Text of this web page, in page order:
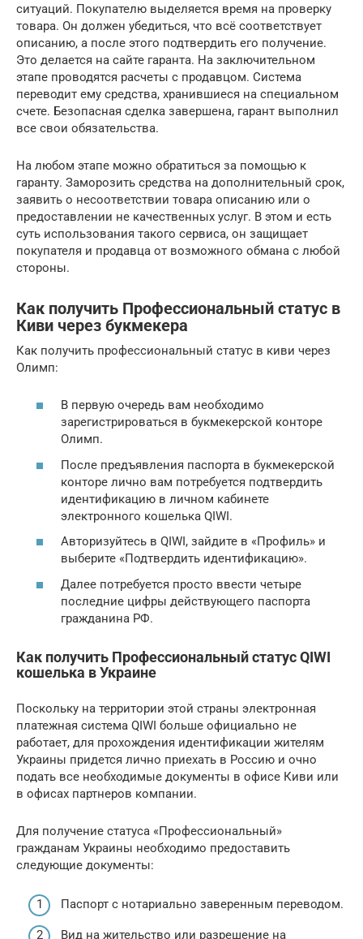
ситуаций. Покупателю выделяется время на проверку
товара. Он должен убедиться, что всё соответствует
описанию, а после этого подтвердить его получение.
Это делается на сайте гаранта. На заключительном
этапе проводятся расчеты с продавцом. Система
переводит ему средства, хранившиеся на специальном
счете. Безопасная сделка завершена, гарант выполнил
все свои обязательства.
На любом этапе можно обратиться за помощью к
гаранту. Заморозить средства на дополнительный срок,
заявить о несоответствии товара описанию или о
предоставлении не качественных услуг. В этом и есть
суть использования такого сервиса, он защищает
покупателя и продавца от возможного обмана с любой
стороны.
Как получить Профессиональный статус в
Киви через букмекера
Как получить профессиональный статус в киви через
Олимп:
В первую очередь вам необходимо
зарегистрироваться в букмекерской конторе
Олимп.
После предъявления паспорта в букмекерской
конторе лично вам потребуется подтвердить
идентификацию в личном кабинете
электронного кошелька QIWI.
Авторизуйтесь в QIWI, зайдите в «Профиль» и
выберите «Подтвердить идентификацию».
Далее потребуется просто ввести четыре
последние цифры действующего паспорта
гражданина РФ.
Как получить Профессиональный статус QIWI
кошелька в Украине
Поскольку на территории этой страны электронная
платежная система QIWI больше официально не
работает, для прохождения идентификации жителям
Украины придется лично приехать в Россию и очно
подать все необходимые документы в офисе Киви или
в офисах партнеров компании.
Для получение статуса «Профессиональный»
гражданам Украины необходимо предоставить
следующие документы:
Паспорт с нотариально заверенным переводом.
Вид на жительство или разрешение на